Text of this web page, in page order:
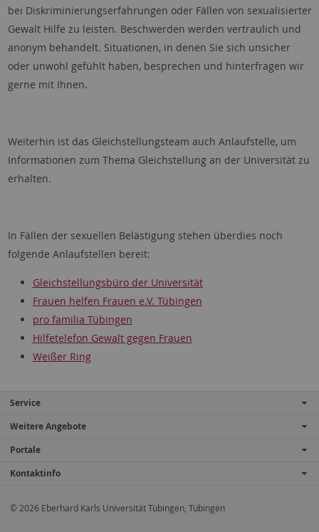
bei Diskriminierungserfahrungen oder Fällen von sexualisierter
Gewalt Hilfe zu leisten. Beschwerden werden vertraulich und
anonym behandelt. Situationen, in denen Sie sich unsicher
oder unwohl gefühlt haben, besprechen und hinterfragen wir
gerne mit Ihnen.
Weiterhin ist das Gleichstellungsteam auch Anlaufstelle, um
Informationen zum Thema Gleichstellung an der Universität zu
erhalten.
In Fällen der sexuellen Belästigung stehen überdies noch
folgende Anlaufstellen bereit:
Gleichstellungsbüro der Universität
Frauen helfen Frauen e.V. Tübingen
pro familia Tübingen
Hilfetelefon Gewalt gegen Frauen
Weißer Ring
Service
Weitere Angebote
Portale
Kontaktinfo
© 2026 Eberhard Karls Universität Tübingen, Tübingen